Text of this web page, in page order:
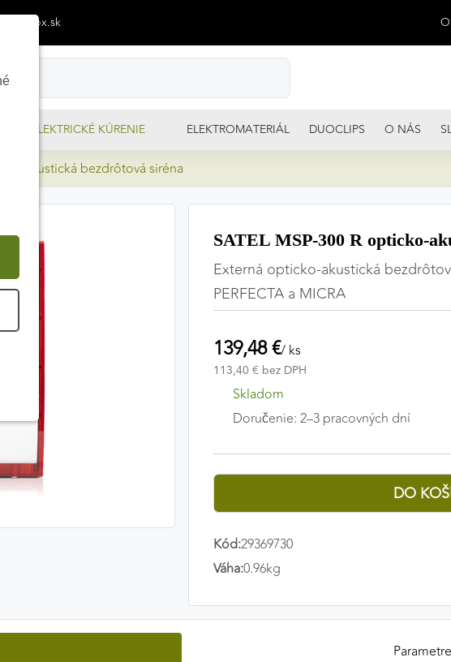
ELEKTRICKÉ KÚRENIE ELEKTROMATERIÁL DUOCLIPS O NÁS
akustická bezdrôtová siréna
SATEL MSP-300 R opticko-
Externá opticko-akustická
PERFECTA a MICRA
139,48 €/ ks
113,40 € bez DPH
Skladom
Doručenie: 2–3 pracovných dní
Kód:29369730
Váha:0.96kg
Parametre